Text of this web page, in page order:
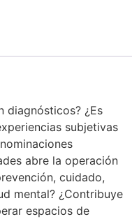
diagnósticos? ¿Es
subjetivas
abre la operación
cuidado,
mental? ¿Contribuye
espacios de